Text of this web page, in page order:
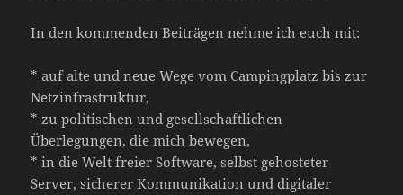
In den kommenden Beiträgen nehme ich euch mit:
* auf alte und neue Wege vom Campingplatz bis zur
Netzinfrastruktur,
* zu politischen und gesellschaftlichen
Überlegungen, die mich bewegen,
* in die Welt freier Software, selbst gehosteter
Server, sicherer Kommunikation und digitaler